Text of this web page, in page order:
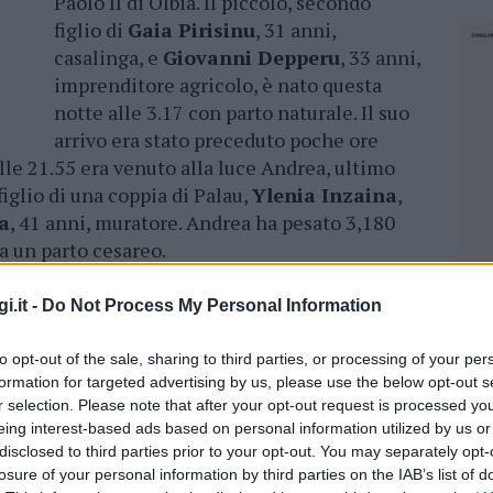
- Do Not Process My Personal Information
opt-out of the sale, sharing to third parties, or processing of your
for targeted advertising by us, please use the below opt-out
selection. Please note that after your opt-out request is processed
interest-based ads based on personal information utilized by us
to third parties prior to your opt-out. You may separately
of your personal information by third parties on the IAB’s list of
figlio di Gaia Pirisinu, 31 anni,
casalinga, e Giovanni Depperu, 33 anni,
imprenditore agricolo, è nato questa
notte alle 3.17 con parto naturale. Il suo
arrivo era stato preceduto poche ore
21.55 era venuto alla luce Andrea, ultimo
di una coppia di Palau,Ylenia Inzaina,
, 41 anni, muratore. Andrea ha pesato 3,180
un parto cesareo.
Pirisinu, la mamma del primo nato – la
gioia naturalmente da parte di noi
Ad attendere a casa Edoardo ci sarà
e due mesi d’età. “È stato l’ultimo regalo del
il nostro primo figlio”, aggiunge Ylenia
nato dello scorso anno. Entrambe le donne
struttura sanitaria olbiese.